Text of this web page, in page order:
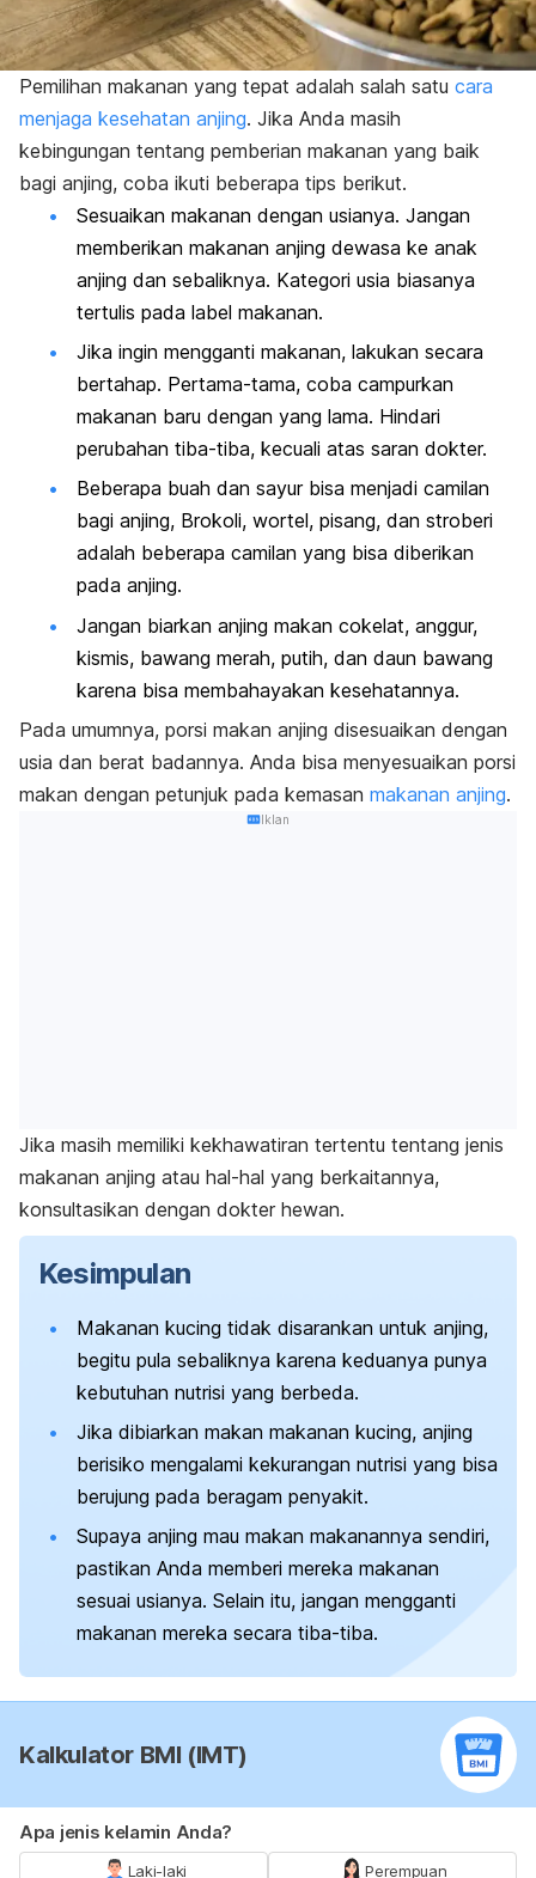
Pemilihan makanan yang tepat adalah salah satu cara
menjaga kesehatan anjing. Jika Anda masih
kebingungan tentang pemberian makanan yang baik
bagi anjing, coba ikuti beberapa tips berikut.
Sesuaikan makanan dengan usianya. Jangan
memberikan makanan anjing dewasa ke anak
anjing dan sebaliknya. Kategori usia biasanya
tertulis pada label makanan.
Jika ingin mengganti makanan, lakukan secara
bertahap. Pertama-tama, coba campurkan
makanan baru dengan yang lama. Hindari
perubahan tiba-tiba, kecuali atas saran dokter.
Beberapa buah dan sayur bisa menjadi camilan
bagi anjing, Brokoli, wortel, pisang, dan stroberi
adalah beberapa camilan yang bisa diberikan
pada anjing.
Jangan biarkan anjing makan cokelat, anggur,
kismis, bawang merah, putih, dan daun bawang
karena bisa membahayakan kesehatannya.
Pada umumnya, porsi makan anjing disesuaikan dengan
usia dan berat badannya. Anda bisa menyesuaikan porsi
makan dengan petunjuk pada kemasan makanan anjing.
Iklan
Jika masih memiliki kekhawatiran tertentu tentang jenis
makanan anjing atau hal-hal yang berkaitannya,
konsultasikan dengan dokter hewan.
Kesimpulan
Makanan kucing tidak disarankan untuk anjing,
begitu pula sebaliknya karena keduanya punya
kebutuhan nutrisi yang berbeda.
Jika dibiarkan makan makanan kucing, anjing
berisiko mengalami kekurangan nutrisi yang bisa
berujung pada beragam penyakit.
Supaya anjing mau makan makanannya sendiri,
pastikan Anda memberi mereka makanan
sesuai usianya. Selain itu, jangan mengganti
makanan mereka secara tiba-tiba.
Kalkulator BMI (IMT)
Apa jenis kelamin Anda?
Laki-laki Perempuan